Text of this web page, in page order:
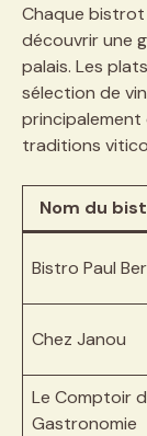
Chaque
découvrir une
palais. Les
sélection de
principalement
traditions
Nom du
Bistro Paul
Chez Janou
Le Comptoir
Gastronomie